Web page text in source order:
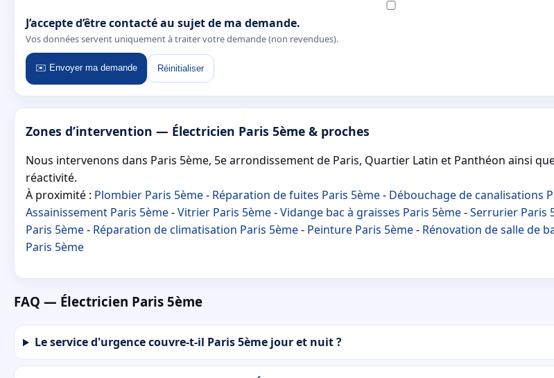
J’accepte d’être contacté au sujet de ma demande.
Vos données servent uniquement à traiter votre demande (non revendues).
✉️ Envoyer ma demande Réinitialiser
Zones d’intervention — Électricien Paris 5ème & proches
Nous intervenons dans Paris 5ème, 5e arrondissement de Paris, Quartier Latin et Panthéon ainsi
réactivité.
À proximité : Plombier Paris 5ème- Réparation de fuites Paris 5ème- Débouchage de canalisations
Assainissement Paris 5ème-Vitrier Paris 5ème-Vidange bac à graisses Paris 5ème-Serrurier Paris
Paris 5ème- Réparation de climatisation Paris 5ème- Peinture Paris 5ème- Rénovation de salle de
Paris 5ème
FAQ — Électricien Paris 5ème
Le service d'urgence couvre-t-il Paris 5ème jour et nuit ?